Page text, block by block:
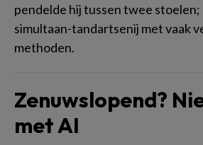
pendelde hij tussen twee
simultaan-tandartsenij met vaak
methoden.
Zenuwslopend?
met AI